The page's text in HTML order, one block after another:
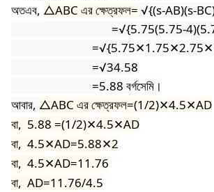
অতএব, △ABC এর ক্ষেত্রফল= √{(s-AB)(s-
=√{5.75(5.75-
=√{5.75✕1.75✕2.75✕
=√34.58
=5.88 বর্গসেমি।
আবার, △ABC এর ক্ষেত্রফল=(1/2)✕4.5✕AD
বা, 5.88 =(1/2)✕4.5✕AD
বা, 4.5✕AD=5.88✕2
বা, 4.5✕AD=11.76
বা, AD=11.76/4.5